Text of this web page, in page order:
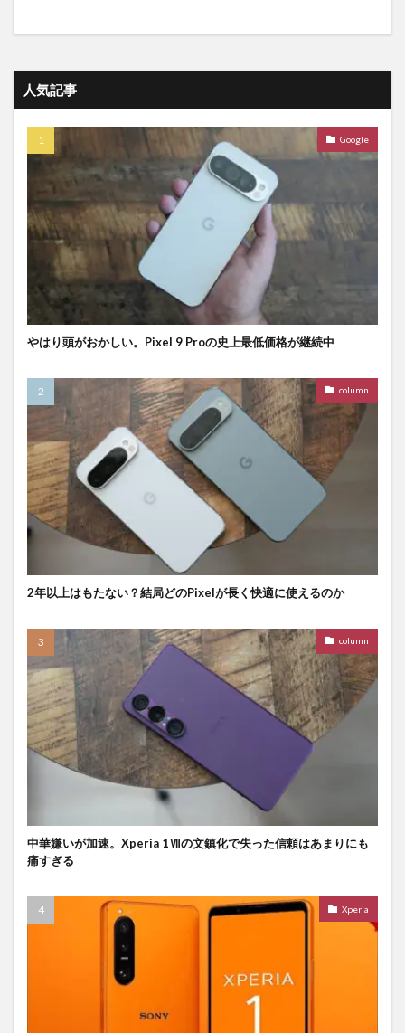
人気記事
Google
やはり頭がおかしい。Pixel 9 Proの史上最低価格が継続中
column
2年以上はもたない？結局どのPixelが長く快適に使えるのか
column
中華嫌いが加速。Xperia 1Ⅶの文鎮化で失った信頼はあまりにも
痛すぎる
Xperia